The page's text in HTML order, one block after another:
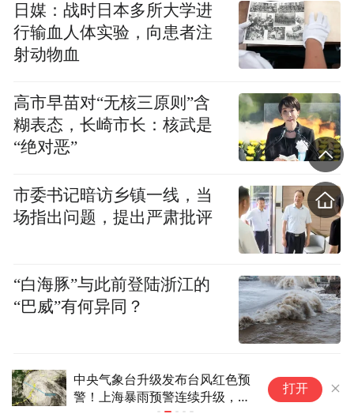
然而，与中心城市“十万火急”的救助相比，
湖北省的中小城市受到的关注和支持相对不
的紧急求助公告。
有媒体评论：“疫情防控是场总体战，绝不能
存在任何盲点。哪怕一点疏忽和遗漏，都有
可能功亏一篑。从扭转全国疫情蔓延局面的
角度来说，广泛动员力量把中小城市和农村
的疫情控制住一样重要。”
2月8日，是凤凰网佛教、慧海公益奋战在抗
八次驰援行动来到湖北黄石。
日媒：战时日本多所大学进
行输血人体实验，向患者注
射动物血
高市早苗对“无核三原则”含
糊表态，长崎市长：核武是
“绝对恶”
市委书记暗访乡镇一线，当
场指出问题，提出严肃批评
“白海豚”与此前登陆浙江的
“巴威”有何异同？
首席展望｜高盛刘劲津：中国AI
不存在整体性泡沫，外资配置空
打开